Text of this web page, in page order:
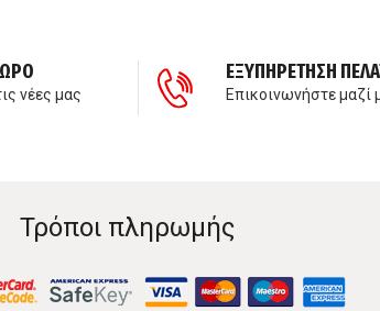
νέες μας
ΕΞΥΠΗΡΕΤΗΣΗ
Επικοινωνήστε μαζί
Τρόποι πληρωμής